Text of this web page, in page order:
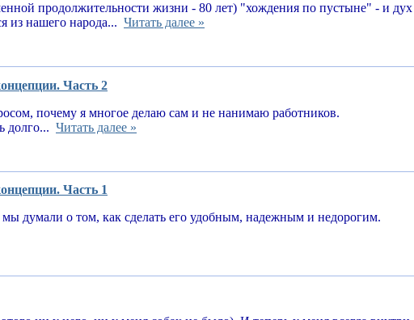
продолжительности жизни - 80 лет) "хождения по пустыне" - и дух
из нашего народа... Читать далее »
Часть 2
почему я многое делаю сам и не нанимаю работников.
долго... Читать далее »
Часть 1
мы думали о том, как сделать его удобным, надежным и недорогим.